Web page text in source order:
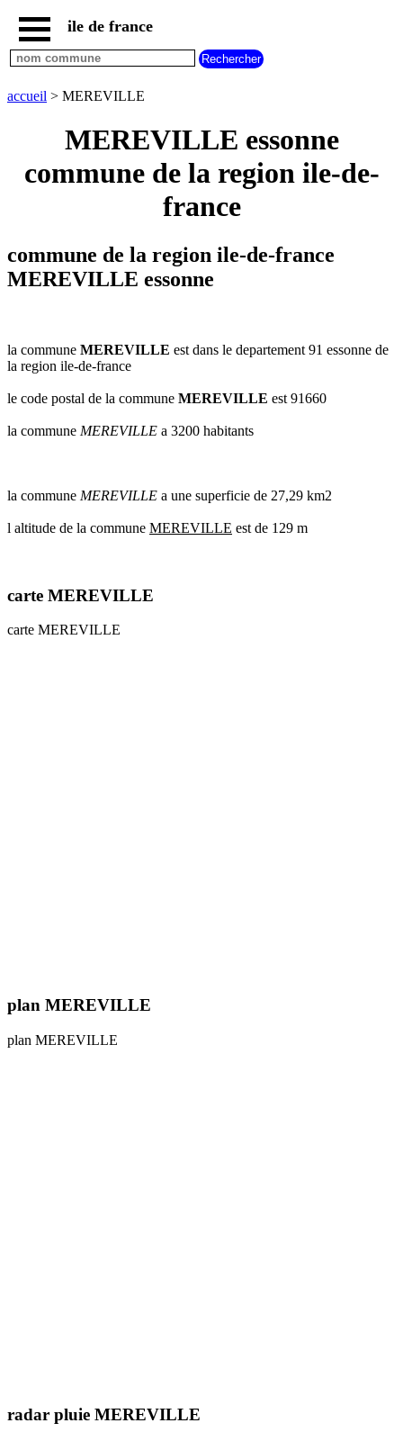
accueil
paris
communes
communes
seine
marne
communes
communes
val
oise
val
communes
radar
ile de france
accueil > MEREVILLE
MEREVILLE essonne
commune de la region ile-de-
france
commune de la region ile-de-france
MEREVILLE essonne
la commune MEREVILLE est dans le departement 91 essonne de
la region ile-de-france
le code postal de la commune MEREVILLE est 91660
la commune MEREVILLE a 3200 habitants
la commune MEREVILLE a une superficie de 27,29 km2
l altitude de la commune MEREVILLE est de 129 m
carte MEREVILLE
carte MEREVILLE
plan MEREVILLE
plan MEREVILLE
radar pluie MEREVILLE